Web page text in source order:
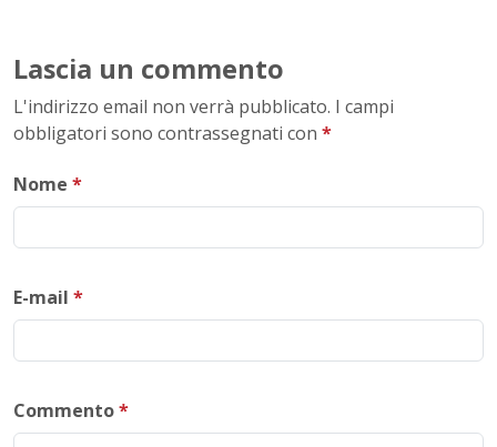
Lascia un commento
L'indirizzo email non verrà pubblicato. I campi
obbligatori sono contrassegnati con *
Nome *
E-mail *
Commento*